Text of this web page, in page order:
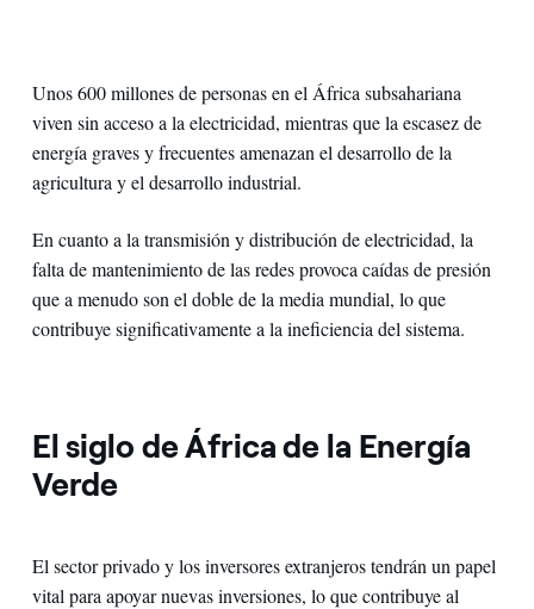
Unos 600 millones de personas en el África subsahariana
viven sin acceso a la electricidad, mientras que la escasez de
energía graves y frecuentes amenazan el desarrollo de la
agricultura y el desarrollo industrial.
En cuanto a la transmisión y distribución de electricidad, la
falta de mantenimiento de las redes provoca caídas de presión
que a menudo son el doble de la media mundial, lo que
contribuye significativamente a la ineficiencia del sistema.
El siglo de África de la Energía
Verde
El sector privado y los inversores extranjeros tendrán un papel
vital para apoyar nuevas inversiones, lo que contribuye al